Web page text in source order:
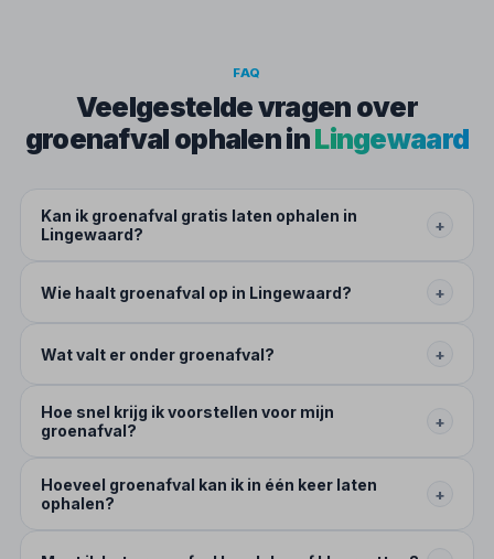
FAQ
Veelgestelde vragen over
groenafval ophalen inLingewaard
Kan ik groenafval gratis laten ophalen in
Lingewaard?
+
Wie haalt groenafval op in Lingewaard? +
Wat valt er onder groenafval? +
Hoe snel krijg ik voorstellen voor mijn
groenafval?
+
Hoeveel groenafval kan ik in één keer laten
ophalen?
+